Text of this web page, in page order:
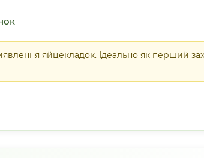
яйцекладок. Ідеально як перший